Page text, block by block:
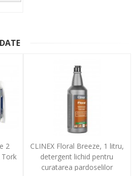
2
CLINEX Floral Breeze, 1 litru,
detergent lichid pentru
curatarea pardoselilor